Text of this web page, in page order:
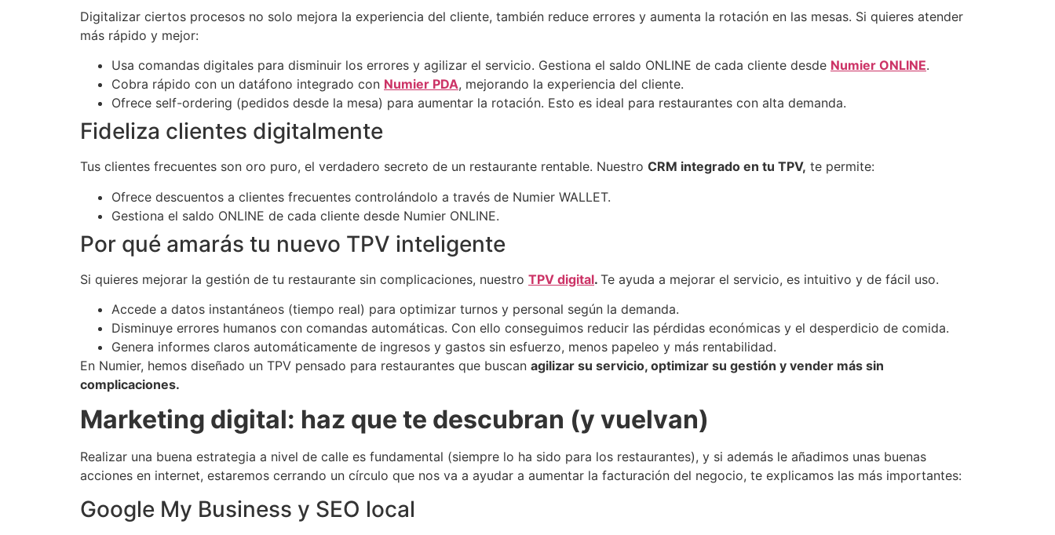
Digitalizar ciertos procesos no solo mejora la experiencia del cliente, también reduce errores y aumenta la rotación en las mesas. Si quieres atender
más rápido y mejor:
Usa comandas digitales para disminuir los errores y agilizar el servicio. Gestiona el saldo ONLINE de cada cliente desde Numier ONLINE.
Cobra rápido con un datáfono integrado con Numier PDA, mejorando la experiencia del cliente.
Ofrece self-ordering (pedidos desde la mesa) para aumentar la rotación. Esto es ideal para restaurantes con alta demanda.
Fideliza clientes digitalmente
Tus clientes frecuentes son oro puro, el verdadero secreto de un restaurante rentable. Nuestro CRM integrado en tu TPV, te permite:
Ofrece descuentos a clientes frecuentes controlándolo a través de Numier WALLET.
Gestiona el saldo ONLINE de cada cliente desde Numier ONLINE.
Por qué amarás tu nuevo TPV inteligente
Si quieres mejorar la gestión de tu restaurante sin complicaciones, nuestro TPV digital. Te ayuda a mejorar el servicio, es intuitivo y de fácil uso.
Accede a datos instantáneos (tiempo real) para optimizar turnos y personal según la demanda.
Disminuye errores humanos con comandas automáticas. Con ello conseguimos reducir las pérdidas económicas y el desperdicio de comida.
Genera informes claros automáticamente de ingresos y gastos sin esfuerzo, menos papeleo y más rentabilidad.
En Numier, hemos diseñado un TPV pensado para restaurantes que buscan agilizar su servicio, optimizar su gestión y vender más sin
complicaciones.
Marketing digital: haz que te descubran (y vuelvan)
Realizar una buena estrategia a nivel de calle es fundamental (siempre lo ha sido para los restaurantes), y si además le añadimos unas buenas
acciones en internet, estaremos cerrando un círculo que nos va a ayudar a aumentar la facturación del negocio, te explicamos las más importantes:
Google My Business y SEO local